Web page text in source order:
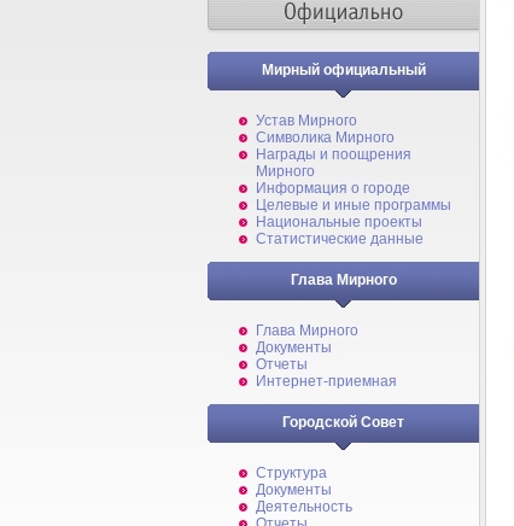
Мирный официальный
Устав Мирного
Символика Мирного
Награды и поощрения
Мирного
Информация о городе
Целевые и иные программы
Национальные проекты
Статистические данные
Глава Мирного
Глава Мирного
Документы
Отчеты
Интернет-приемная
Городской Совет
Структура
Документы
Деятельность